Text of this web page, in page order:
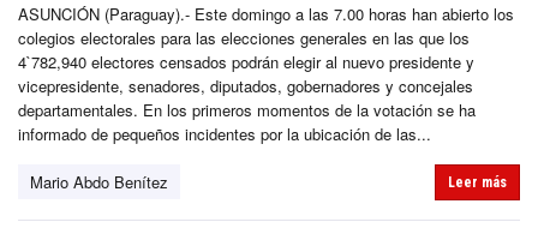
ASUNCIÓN (Paraguay).- Este domingo a las 7.00 horas han abierto los
colegios electorales para las elecciones generales en las que los
4`782,940 electores censados podrán elegir al nuevo presidente y
vicepresidente, senadores, diputados, gobernadores y concejales
departamentales. En los primeros momentos de la votación se ha
informado de pequeños incidentes por la ubicación de las...
Mario Abdo Benítez Leer más